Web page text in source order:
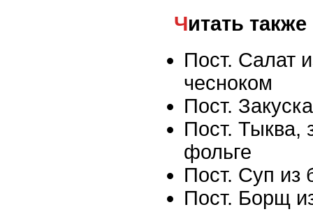
Читать также
Пост. Салат
чесноком
Пост.
Пост. Тыква,
фольге
Пост. Суп из
Пост. Борщ